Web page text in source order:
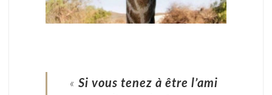
« Si vous tenez à être l’ami